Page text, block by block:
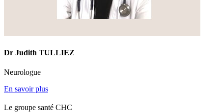
Dr Judith TULLIEZ
Neurologue
En savoir plus
Le groupe santé CHC